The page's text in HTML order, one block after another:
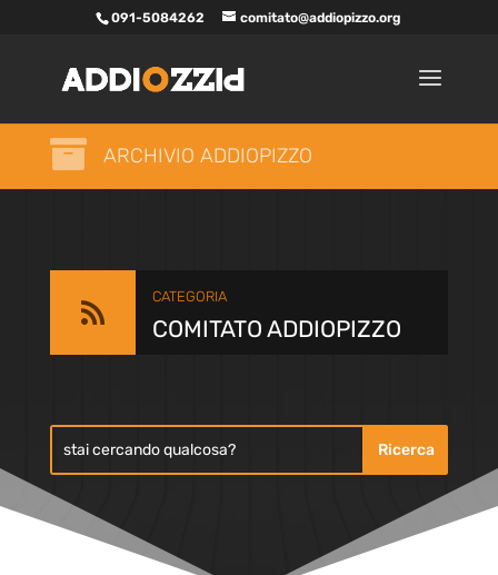
091-5084262 comitato@addiopizzo.org
 ARCHIVIO ADDIOPIZZO

CATEGORIA
COMITATO ADDIOPIZZO